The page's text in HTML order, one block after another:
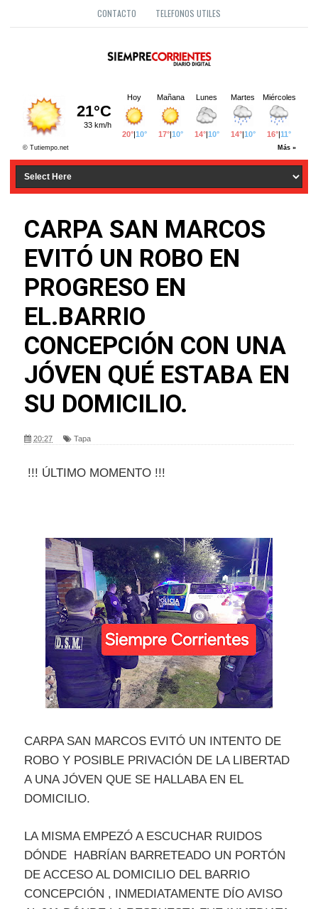
CONTACTO TELEFONOS UTILES
CARPA SAN MARCOS
EVITÓ UN ROBO EN
PROGRESO EN
EL.BARRIO
CONCEPCIÓN CON UNA
JÓVEN QUÉ ESTABA EN
SU DOMICILIO.
20:27 Tapa
!!! ÚLTIMO MOMENTO !!!
CARPA SAN MARCOS EVITÓ UN INTENTO DE
ROBO Y POSIBLE PRIVACIÓN DE LA LIBERTAD
A UNA JÓVEN QUE SE HALLABA EN EL
DOMICILIO.
LA MISMA EMPEZÓ A ESCUCHAR RUIDOS
DÓNDE HABRÍAN BARRETEADO UN PORTÓN
DE ACCESO AL DOMICILIO DEL BARRIO
CONCEPCIÓN , INMEDIATAMENTE DÍO AVISO